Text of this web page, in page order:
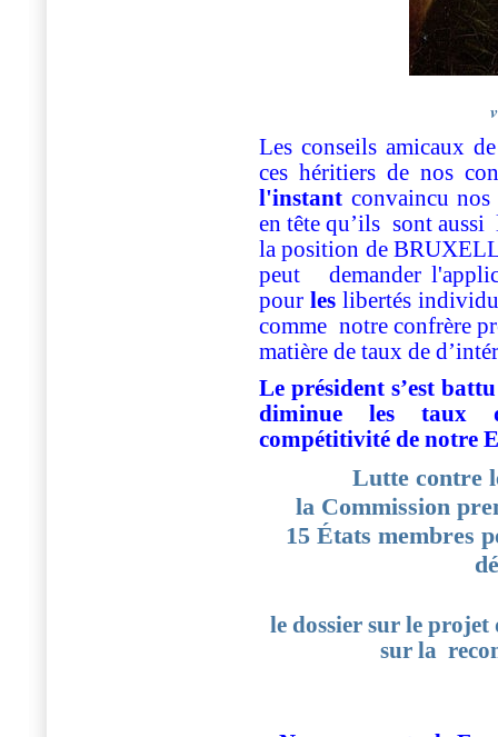
Les conseils amicaux
ces héritiers de nos
l'instant convaincu
en tête qu’ils sont aussi
la position de
peut
demander
pour les libertés
comme notre confrère
matière de taux de
Le président s’est
diminue les taux
compétitivité de notre
Lutte contre
la Commission
15 États membres
le dossier sur le
sur la